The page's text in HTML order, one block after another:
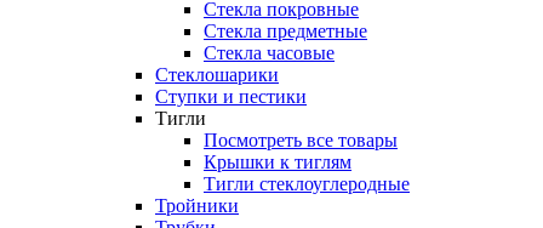
Стекла покровные
Стекла предметные
Стекла часовые
Стеклошарики
Ступки и пестики
Тигли
Посмотреть все товары
Крышки к тиглям
Тигли стеклоуглеродные
Тройники